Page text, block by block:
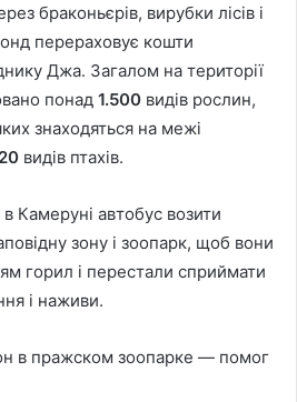
браконьєрів, вирубки лісів і
перераховує кошти
Джа. Загалом на території
понад 1.500 видів рослин,
знаходяться на межі
видів птахів.
Камеруні автобус возити
зону і зоопарк, щоб вони
горил і перестали сприймати
і наживи.